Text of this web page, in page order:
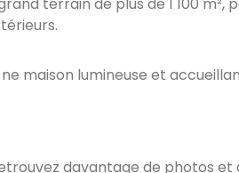
ne maison lumineuse et
davantage de photos